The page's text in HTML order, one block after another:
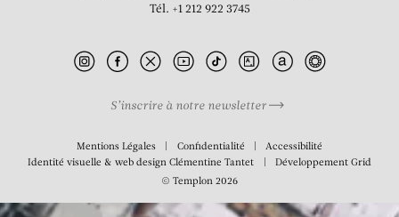
Puzzle (ensemble de 7 tableaux)
Tél. +1 212 922 3745
S’inscrire à notre newsletter
Mentions Légales Confidentialité
Accessibilité
Identité visuelle & web designClémentine Tantet Développement Grid
© Templon 2026